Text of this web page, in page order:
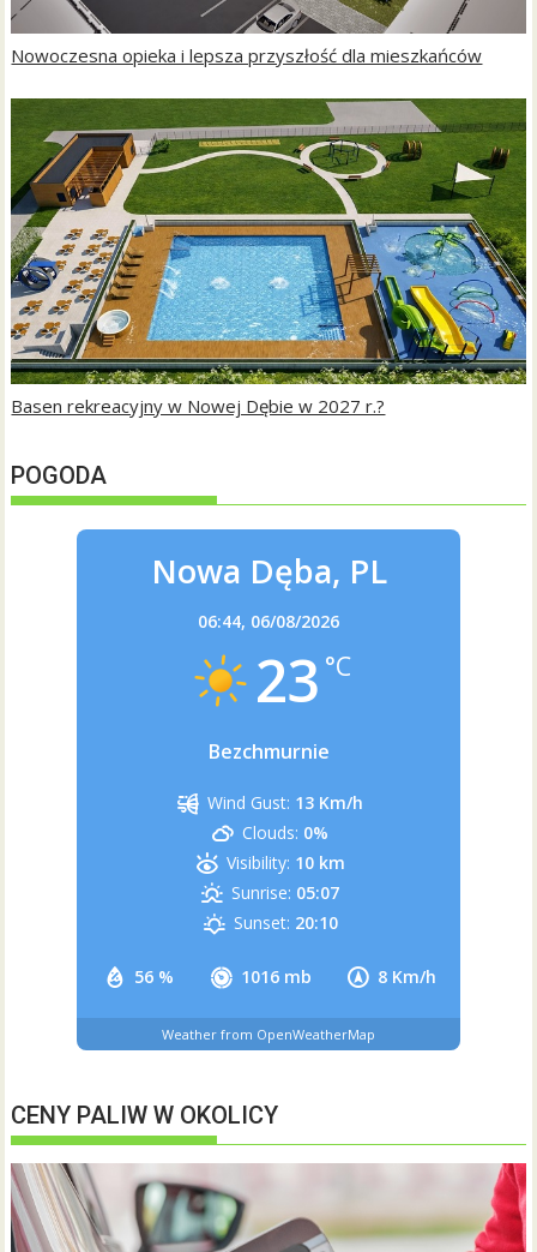
Nowoczesna opieka i lepsza przyszłość dla mieszkańców
Basen rekreacyjny w Nowej Dębie w 2027 r.?
POGODA
Nowa Dęba, PL
06:44, 06/08/2026
23 °C
Bezchmurnie
56 % 1016 mb 8 Km/h
Wind Gust: 13 Km/h
Clouds: 0%
Visibility: 10 km
Sunrise: 05:07
Sunset: 20:10
Weather from OpenWeatherMap
CENY PALIW W OKOLICY